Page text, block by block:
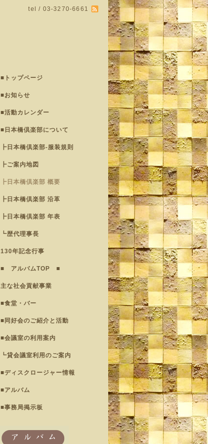
tel / 03-3270-6661
■トップページ
■お知らせ
■活動カレンダー
■日本橋倶楽部について
┣日本橋倶楽部-服装規則
┣ご案内地図
┣日本橋倶楽部 概要
┣日本橋倶楽部 沿革
┣日本橋倶楽部 年表
┗歴代理事長
130年記念行事
■ アルバムTOP ■
主な社会貢献事業
■食堂・バー
■同好会のご紹介と活動
■会議室の利用案内
┗貸会議室利用のご案内
■ディスクロージャー情報
■アルバム
■事務局掲示板